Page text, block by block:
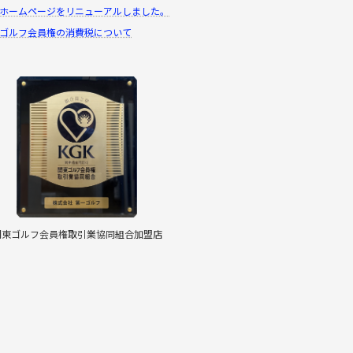
ホームページをリニューアルしました。
ゴルフ会員権の消費税について
東ゴルフ会員権取引業協同組合加盟店